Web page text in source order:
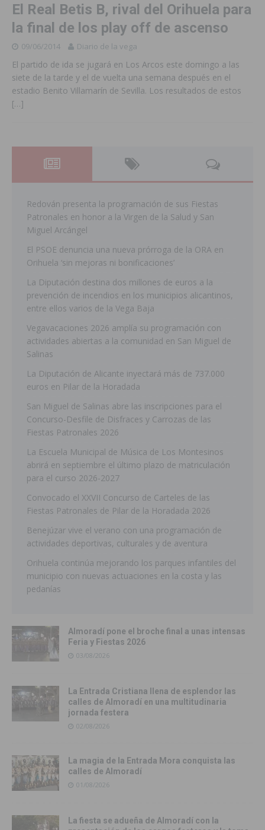
El Real Betis B, rival del Orihuela para
la final de los play off de ascenso
09/06/2014 Diario de la vega
El partido de ida se jugará en Los Arcos este domingo a las
siete de la tarde y el de vuelta una semana después en el
estadio Benito Villamarín de Sevilla. Los resultados de estos
[…]
Redován presenta la programación de sus Fiestas
Patronales en honor a la Virgen de la Salud y San
Miguel Arcángel
El PSOE denuncia una nueva prórroga de la ORA en
Orihuela ‘sin mejoras ni bonificaciones’
La Diputación destina dos millones de euros a la
prevención de incendios en los municipios alicantinos,
entre ellos varios de la Vega Baja
Vegavacaciones 2026 amplía su programación con
actividades abiertas a la comunidad en San Miguel de
Salinas
La Diputación de Alicante inyectará más de 737.000
euros en Pilar de la Horadada
San Miguel de Salinas abre las inscripciones para el
Concurso-Desfile de Disfraces y Carrozas de las
Fiestas Patronales 2026
La Escuela Municipal de Música de Los Montesinos
abrirá en septiembre el último plazo de matriculación
para el curso 2026-2027
Convocado el XXVII Concurso de Carteles de las
Fiestas Patronales de Pilar de la Horadada 2026
Benejúzar vive el verano con una programación de
actividades deportivas, culturales y de aventura
Orihuela continúa mejorando los parques infantiles del
municipio con nuevas actuaciones en la costa y las
pedanías
Almoradí pone el broche final a unas intensas
Feria y Fiestas 2026
03/08/2026
La Entrada Cristiana llena de esplendor las
calles de Almoradí en una multitudinaria
jornada festera
02/08/2026
La magia de la Entrada Mora conquista las
calles de Almoradí
01/08/2026
La fiesta se adueña de Almoradí con la